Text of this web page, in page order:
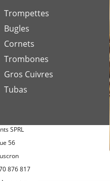
Trompettes
Bugles
Cornets
Trombones
Gros Cuivres
Tubas
SPRL
56
876 817